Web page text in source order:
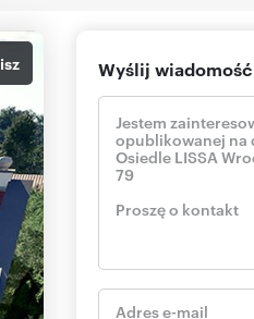
Wyślij wiadomość